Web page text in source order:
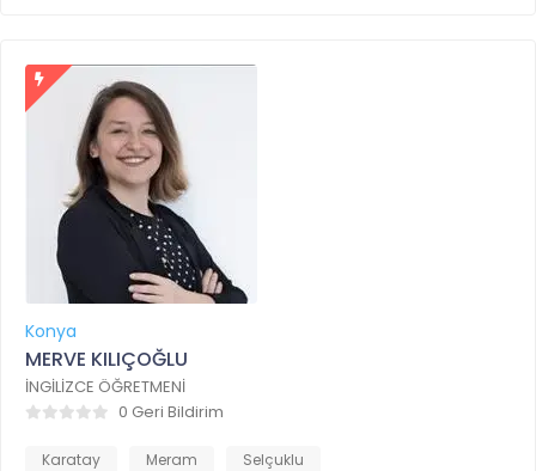
Konya
MERVE KILIÇOĞLU
İNGİLİZCE ÖĞRETMENİ
0 Geri Bildirim
Karatay Meram Selçuklu